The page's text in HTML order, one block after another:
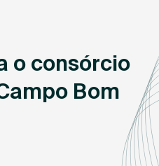
o consórcio
Bom